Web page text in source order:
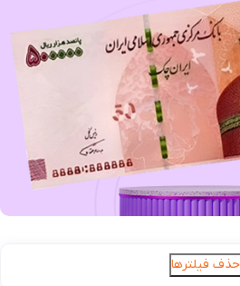
حذف فیلترها